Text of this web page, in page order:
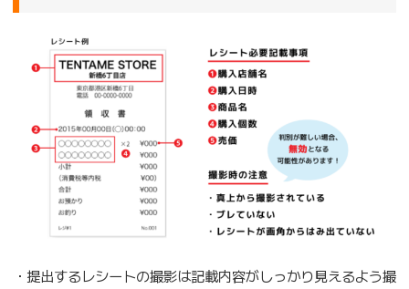
・提出するレシートの撮影は記載内容がしっかり見えるよう撮